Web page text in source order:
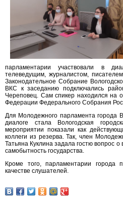
парламентарии участвовали в
телеведущим, журналистом,
Законодательное Собрание
ВКС к заседанию подключались
Череповец. Сам спикер находился на
Федерации Федерального Собрания
Для Молодежного парламента города
диалоге стала Вологодская
мероприятии показали как
коллеги из резерва. Так, член
Татьяна Куклина задала гостю вопрос
самобытность государства.
Кроме того, парламентарии города
качестве слушателей.